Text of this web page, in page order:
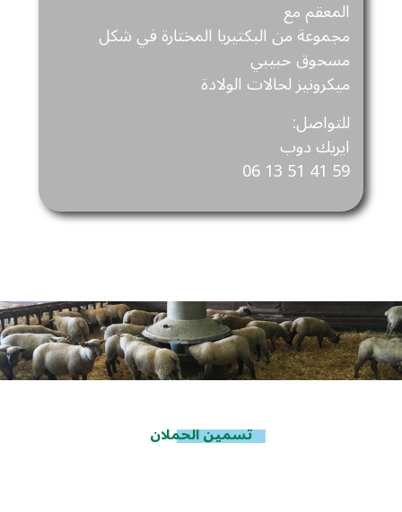
المعقم مع
مجموعة من البكتيريا المختارة في شكل
مسحوق حبيبي
ميكرونيز لحالات الولادة
للتواصل:
ايريك دوب
06 13 51 41 59
تسمين الحملان